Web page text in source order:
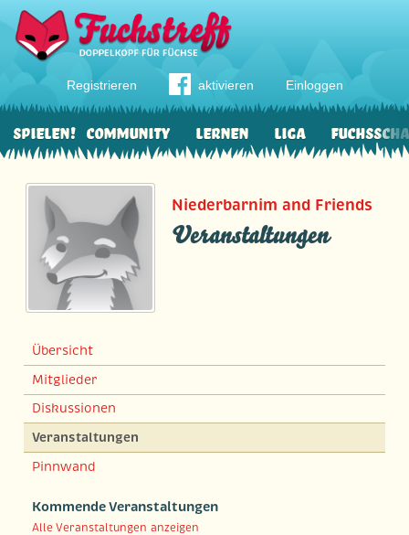
Registrieren aktivieren Einloggen
Community Lernen Liga
Spielen!
Niederbarnim and Friends
Veranstaltungen
Übersicht
Mitglieder
Diskussionen
Veranstaltungen
Pinnwand
Kommende Veranstaltungen
Alle Veranstaltungen anzeigen